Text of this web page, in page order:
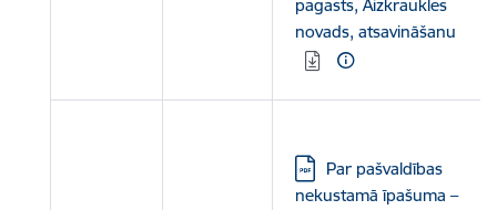
pagasts, Aizkraukles
novads, atsavināšanu
Lejupielādēt:
Par pašvaldības
nekustamā īpašuma –